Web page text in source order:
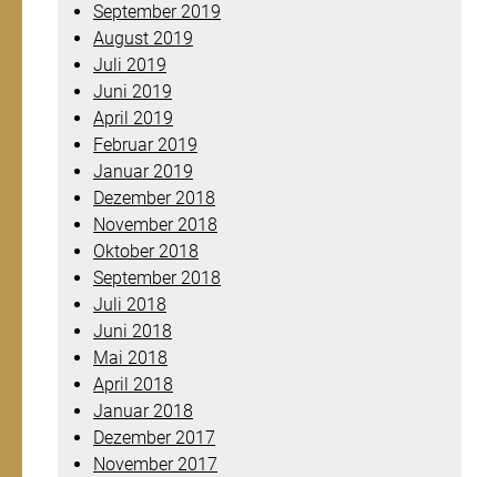
September 2019
August 2019
Juli 2019
Juni 2019
April 2019
Februar 2019
Januar 2019
Dezember 2018
November 2018
Oktober 2018
September 2018
Juli 2018
Juni 2018
Mai 2018
April 2018
Januar 2018
Dezember 2017
November 2017